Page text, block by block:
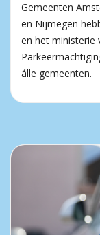
Gemeenten
en Nijmegen
en het ministerie
álle gemeenten.